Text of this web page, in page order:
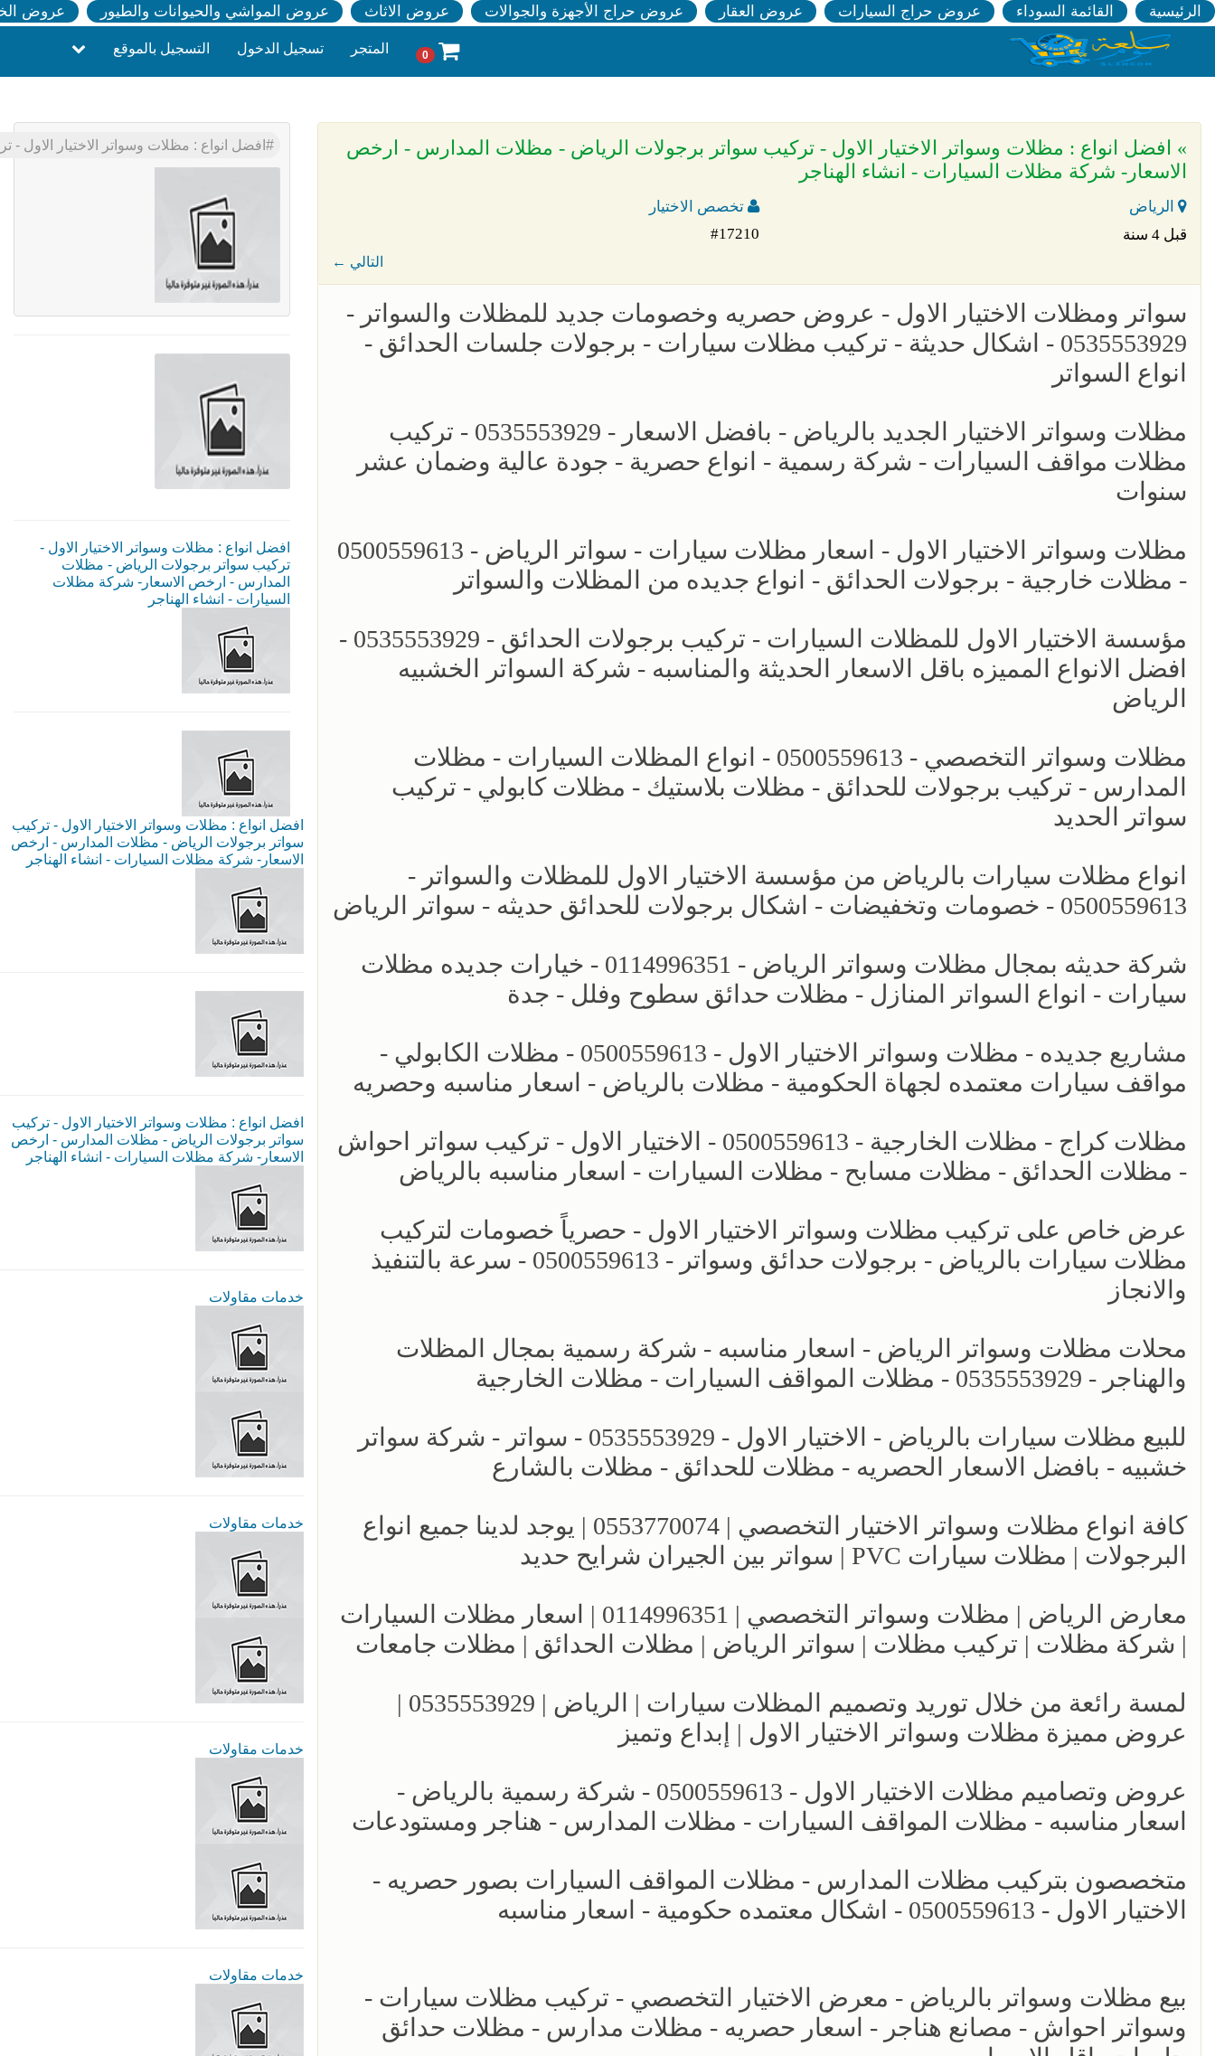
الرئيسية القائمة السوداء عروض حراج السيارات عروض العقار عروض حراج الأجهزة والجوالات عروض الاثاث عروض المواشي والحيوانات والطيور عروض
0 المتجر تسجيل الدخول التسجيل بالموقع
» افضل انواع : مظلات وسواتر الاختيار الاول - تركيب سواتر برجولات الرياض - مظلات المدارس - ارخص
الاسعار- شركة مظلات السيارات - انشاء الهناجر
الرياض
تخصص الاختيار
قبل 4 سنة
#17210
← التالي
سواتر ومظلات الاختيار الاول - عروض حصريه وخصومات جديد للمظلات والسواتر -
0535553929 - اشكال حديثة - تركيب مظلات سيارات - برجولات جلسات الحدائق -
انواع السواتر
مظلات وسواتر الاختيار الجديد بالرياض - بافضل الاسعار - 0535553929 - تركيب
مظلات مواقف السيارات - شركة رسمية - انواع حصرية - جودة عالية وضمان عشر
سنوات
مظلات وسواتر الاختيار الاول - اسعار مظلات سيارات - سواتر الرياض - 0500559613
- مظلات خارجية - برجولات الحدائق - انواع جديده من المظلات والسواتر
مؤسسة الاختيار الاول للمظلات السيارات - تركيب برجولات الحدائق - 0535553929 -
افضل الانواع المميزه باقل الاسعار الحديثة والمناسبه - شركة السواتر الخشبيه
الرياض
مظلات وسواتر التخصصي - 0500559613 - انواع المظلات السيارات - مظلات
المدارس - تركيب برجولات للحدائق - مظلات بلاستيك - مظلات كابولي - تركيب
سواتر الحديد
انواع مظلات سيارات بالرياض من مؤسسة الاختيار الاول للمظلات والسواتر -
0500559613 - خصومات وتخفيضات - اشكال برجولات للحدائق حديثه - سواتر الرياض
شركة حديثه بمجال مظلات وسواتر الرياض - 0114996351 - خيارات جديده مظلات
سيارات - انواع السواتر المنازل - مظلات حدائق سطوح وفلل - جدة
مشاريع جديده - مظلات وسواتر الاختيار الاول - 0500559613 - مظلات الكابولي -
مواقف سيارات معتمده لجهاة الحكومية - مظلات بالرياض - اسعار مناسبه وحصريه
مظلات كراج - مظلات الخارجية - 0500559613 - الاختيار الاول - تركيب سواتر احواش
- مظلات الحدائق - مظلات مسابح - مظلات السيارات - اسعار مناسبه بالرياض
عرض خاص على تركيب مظلات وسواتر الاختيار الاول - حصرياً خصومات لتركيب
مظلات سيارات بالرياض - برجولات حدائق وسواتر - 0500559613 - سرعة بالتنفيذ
والانجاز
محلات مظلات وسواتر الرياض - اسعار مناسبه - شركة رسمية بمجال المظلات
والهناجر - 0535553929 - مظلات المواقف السيارات - مظلات الخارجية
للبيع مظلات سيارات بالرياض - الاختيار الاول - 0535553929 - سواتر - شركة سواتر
خشبيه - بافضل الاسعار الحصريه - مظلات للحدائق - مظلات بالشارع
كافة انواع مظلات وسواتر الاختيار التخصصي | 0553770074 | يوجد لدينا جميع انواع
البرجولات | مظلات سيارات PVC | سواتر بين الجيران شرايح حديد
معارض الرياض | مظلات وسواتر التخصصي | 0114996351 | اسعار مظلات السيارات
| شركة مظلات | تركيب مظلات | سواتر الرياض | مظلات الحدائق | مظلات جامعات
لمسة رائعة من خلال توريد وتصميم المظلات سيارات | الرياض | 0535553929 |
عروض مميزة مظلات وسواتر الاختيار الاول | إبداع وتميز
عروض وتصاميم مظلات الاختيار الاول - 0500559613 - شركة رسمية بالرياض -
اسعار مناسبه - مظلات المواقف السيارات - مظلات المدارس - هناجر ومستودعات
متخصصون بتركيب مظلات المدارس - مظلات المواقف السيارات بصور حصريه -
الاختيار الاول - 0500559613 - اشكال معتمده حكومية - اسعار مناسبه
بيع مظلات وسواتر بالرياض - معرض الاختيار التخصصي - تركيب مظلات سيارات -
وسواتر احواش - مصانع هناجر - اسعار حصريه - مظلات مدارس - مظلات حدائق
افضل انواع : مظلات وسواتر الاختيار
افضل انواع : مظلات وسواتر الاختيار الاول -
تركيب سواتر برجولات الرياض - مظلات
المدارس - ارخص الاسعار- شركة مظلات
السيارات - انشاء الهناجر
افضل انواع : مظلات وسواتر الاختيار الاول - تركيب
سواتر برجولات الرياض - مظلات المدارس - ارخص
الاسعار- شركة مظلات السيارات - انشاء الهناجر
افضل انواع : مظلات وسواتر الاختيار الاول - تركيب
سواتر برجولات الرياض - مظلات المدارس - ارخص
الاسعار- شركة مظلات السيارات - انشاء الهناجر
خدمات مقاولات
خدمات مقاولات
خدمات مقاولات
خدمات مقاولات